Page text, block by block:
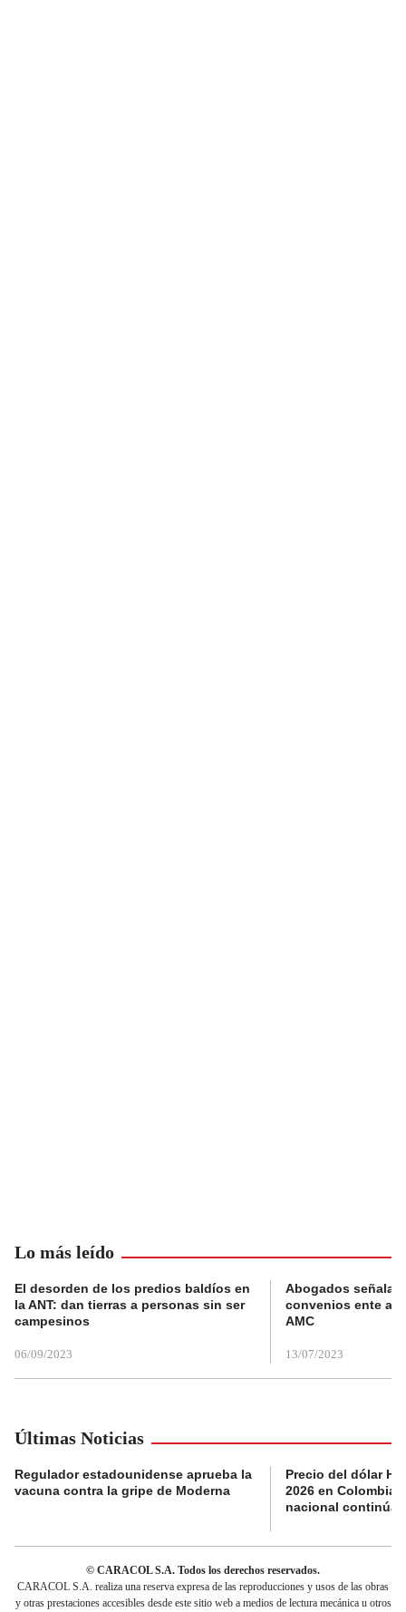
Lo más leído
El desorden de los predios baldíos en
la ANT: dan tierras a personas sin ser
campesinos
06/09/2023
Abogados
convenios ente
AMC
13/07/2023
Últimas Noticias
Regulador estadounidense aprueba la
vacuna contra la gripe de Moderna
Precio del dólar
2026 en Colombia:
nacional continúa
© CARACOL S.A. Todos los derechos reservados.
CARACOL S.A. realiza una reserva expresa de las reproducciones y usos de las obras
y otras prestaciones accesibles desde este sitio web a medios de lectura mecánica u otros